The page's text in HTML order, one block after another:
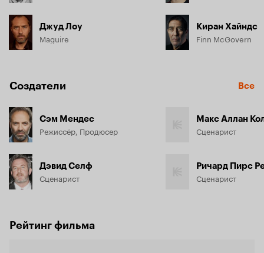
Джуд Лоу
Maguire
Киран Хайндс
Finn McGovern
Создатели Все
Сэм Мендес
Режиссёр, Продюсер
Дэвид Селф
Сценарист
Макс Аллан
Сценарист
Ричард Пирс
Сценарист
Рейтинг фильма